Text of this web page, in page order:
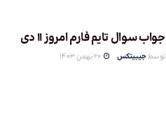
جواب سوال تایم فارم امروز 11 دی
توسط جیبیتکس